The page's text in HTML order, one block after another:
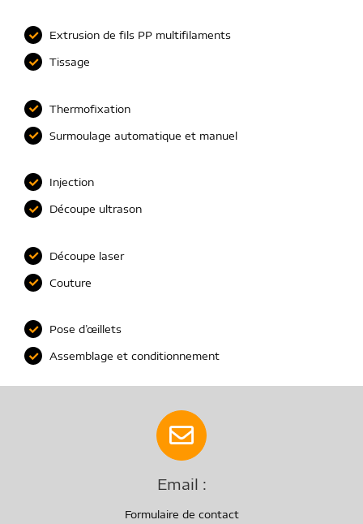
Extrusion de fils PP multifilaments
Tissage
Thermofixation
Surmoulage automatique et manuel
Injection
Découpe ultrason
Découpe laser
Couture
Pose d’œillets
Assemblage et conditionnement
Email :
Formulaire de contact